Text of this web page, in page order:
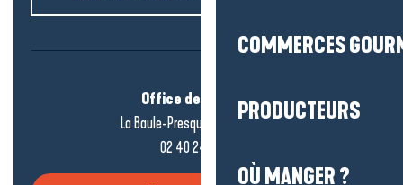
COMMERCES
PRODUCTEURS
OÙ MANGER ?
Office de tourisme
La Baule-Presqu’île de Guérande
02 40 24 34 44